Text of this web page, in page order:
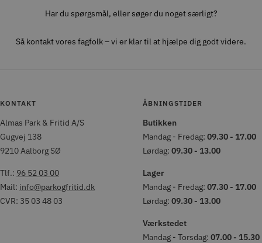
Har du spørgsmål, eller søger du noget særligt?
Så kontakt vores fagfolk – vi er klar til at hjælpe dig godt videre.
KONTAKT
Almas Park & Fritid A/S
Gugvej 138
9210 Aalborg SØ
Tlf.: 96 52 03 00
Mail: info@parkogfritid.dk
CVR: 35 03 48 03
ÅBNINGSTIDER
Butikken
Mandag - Fredag: 09.30 - 17.00
Lørdag: 09.30 - 13.00
Lager
Mandag - Fredag: 07.30 - 17.00
Lørdag: 09.30 - 13.00
Værkstedet
Mandag - Torsdag: 07.00 - 15.30